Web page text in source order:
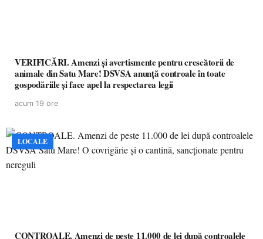
VERIFICĂRI. Amenzi și avertismente pentru crescătorii de
animale din Satu Mare! DSVSA anunță controale în toate
gospodăriile și face apel la respectarea legii
acum 19 ore
LOCALE
CONTROALE. Amenzi de peste 11.000 de lei după controalele